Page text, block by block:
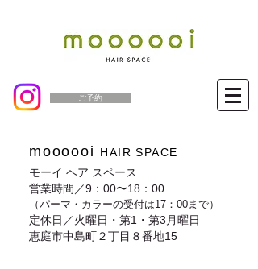
ご予約
moooooi
HAIR SPACE
モーイ ヘア スペース
営業時間／9：00〜18：00
（パーマ・カラーの受付は17：00まで）
定休日／火曜日・第1・第3月曜日
恵庭市中島町２丁目８番地15